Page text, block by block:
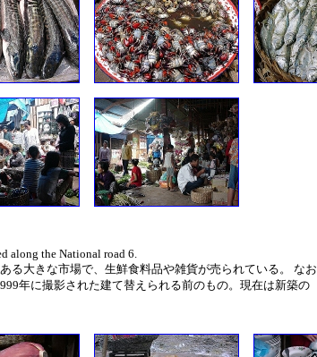
along the National road 6.
る大きな市場で、生鮮食料品や雑貨が売られている。 なお
年に撮影された建て替えられる前のもの。現在は新築の